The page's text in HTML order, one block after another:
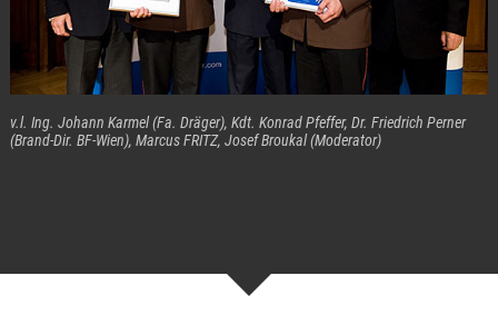
v.l. Ing. Johann Karmel (Fa. Dräger), Kdt. Konrad Pfeffer, Dr. Friedrich Perner
(Brand-Dir. BF-Wien), Marcus FRITZ, Josef Broukal (Moderator)